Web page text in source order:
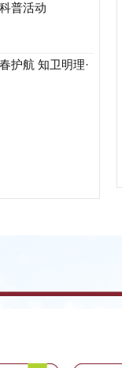
普活动
护航 知卫明理·